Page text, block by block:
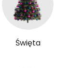
Święta